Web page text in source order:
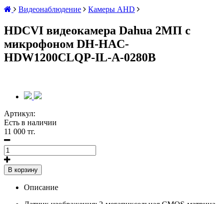
Видеонаблюдение
Камеры AHD
HDCVI видеокамера Dahua 2МП с
микрофоном DH-HAC-
HDW1200CLQP-IL-A-0280B
Артикул:
Есть в наличии
11 000 тг.
В корзину
Описание